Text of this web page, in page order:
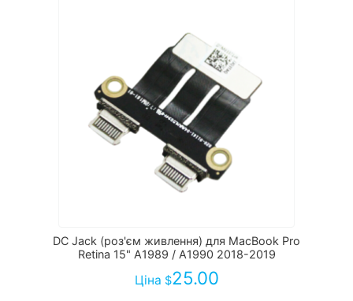
DC Jack (роз'єм живлення) для MacBook Pro
Retina 15" A1989 / A1990 2018-2019
Ціна $25.00